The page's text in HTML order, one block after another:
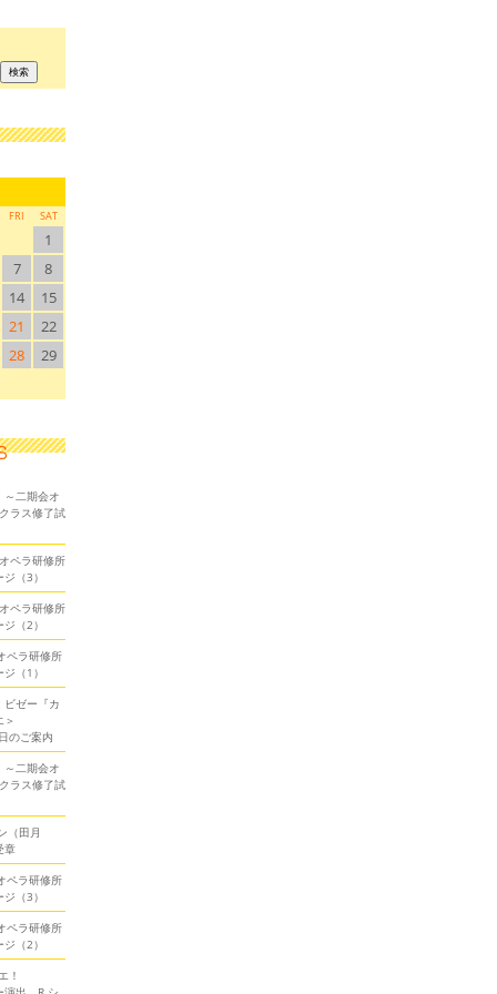
FRI SAT
1
7
8
14
15
21
22
28
29
～二期会オ
ラス修了試
ペラ研修所
（3）
ペラ研修所
（2）
ペラ研修所
（1）
ビゼー『カ
＞
のご案内
～二期会オ
ラス修了試
（田月
章
ペラ研修所
（3）
ペラ研修所
（2）
！